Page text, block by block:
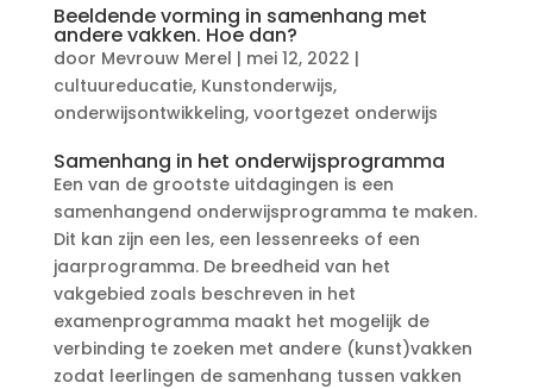
Beeldende vorming in samenhang met
andere vakken. Hoe dan?
door Mevrouw Merel | mei 12, 2022 |
cultuureducatie, Kunstonderwijs,
onderwijsontwikkeling, voortgezet onderwijs
Samenhang in het onderwijsprogramma
Een van de grootste uitdagingen is een
samenhangend onderwijsprogramma te maken.
Dit kan zijn een les, een lessenreeks of een
jaarprogramma. De breedheid van het
vakgebied zoals beschreven in het
examenprogramma maakt het mogelijk de
verbinding te zoeken met andere (kunst)vakken
zodat leerlingen de samenhang tussen vakken